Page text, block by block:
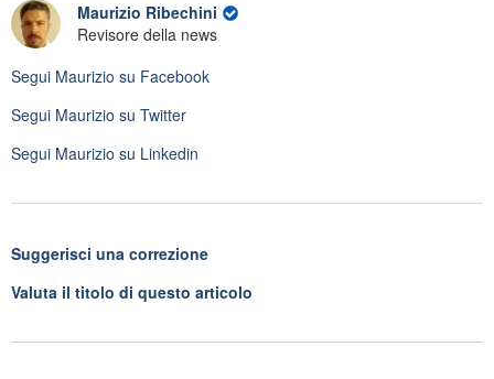
Maurizio Ribechini
Revisore della news
Segui Maurizio su Facebook
Segui Maurizio su Twitter
Segui Maurizio su Linkedin
Suggerisci una correzione
Valuta il titolo di questo articolo